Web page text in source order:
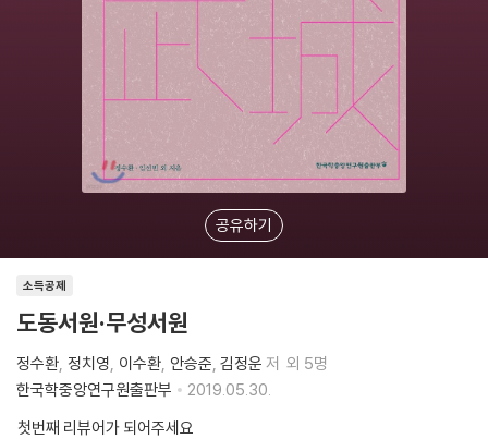
공유하기
소득공제
도동서원·무성서원
정수환 정치영 이수환 안승준 김정운 저 외 5명
한국학중앙연구원출판부
2019.05.30.
첫번째 리뷰어가 되어주세요